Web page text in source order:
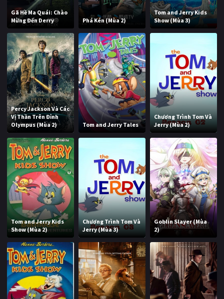
Gã Hề Ma Quái: Chào
Mừng Đến Derry
Phá Kén (Mùa 2)
Tom and Jerry Kids
Show (Mùa 3)
Percy Jackson Và Các
Vị Thần Trên Đỉnh
Olympus (Mùa 2)
Tom and Jerry Tales
Chương Trình Tom Và
Jerry (Mùa 2)
Tom and Jerry Kids
Show (Mùa 2)
Chương Trình Tom Và
Jerry (Mùa 3)
Goblin Slayer (Mùa
2)